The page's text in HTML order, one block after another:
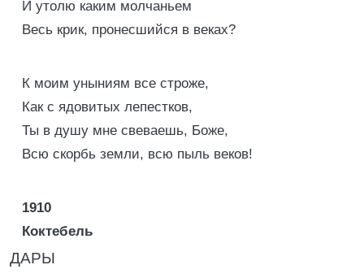
И утолю каким молчаньем
Весь крик, пронесшийся в веках?
К моим уныниям все cтроже,
Как с ядовитых лепестков,
Ты в душу мне свеваешь, Боже,
Всю скорбь земли, всю пыль веков!
1910
Коктебель
ДАРЫ